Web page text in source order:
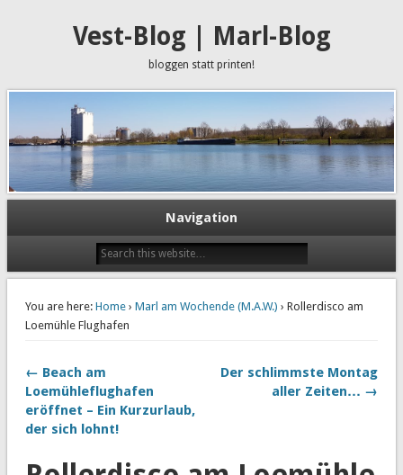
Vest-Blog | Marl-Blog
bloggen statt printen!
Navigation
You are here: Home› Marl am Wochende (M.A.W.) › Rollerdisco am
Loemühle Flughafen
← Beach am
Loemühleflughafen
eröffnet – Ein Kurzurlaub,
der sich lohnt!
Der schlimmste Montag
aller Zeiten… →